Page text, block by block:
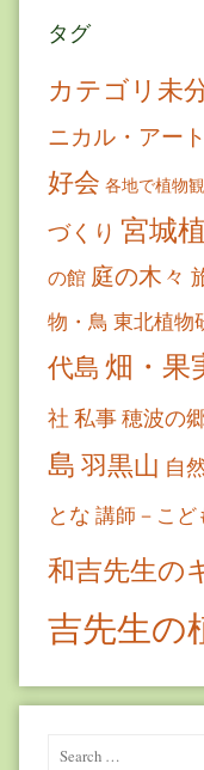
タグ
カテゴリ未
ニカル・アー
好会 各地で植物
づくり 宮城
の館 庭の木々
物・鳥 東北植物
代島 畑・果
社 私事穂波の
島 羽黒山 自
とな 講師－こど
和吉先生の
吉先生の
Search